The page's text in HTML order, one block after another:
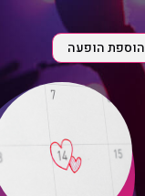
הוספת הופעה